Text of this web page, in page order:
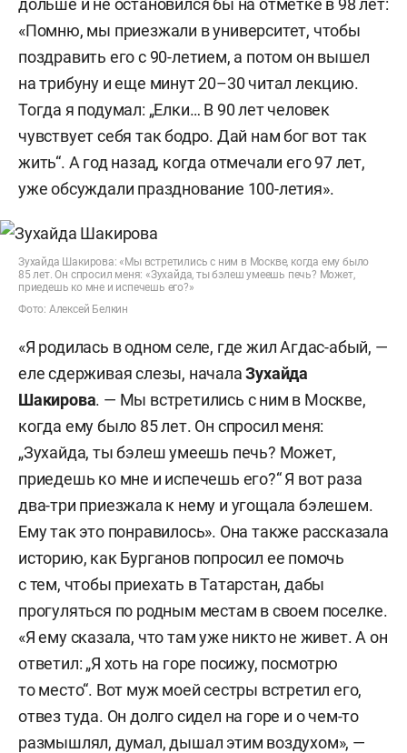
дольше и не остановился бы на отметке в 98 лет:
«Помню, мы приезжали в университет, чтобы
поздравить его с 90-летием, а потом он вышел
на трибуну и еще минут 20–30 читал лекцию.
Тогда я подумал: „Елки… В 90 лет человек
чувствует себя так бодро. Дай нам бог вот так
жить“. А год назад, когда отмечали его 97 лет,
уже обсуждали празднование 100-летия».
Зухайда Шакирова: «Мы встретились с ним в Москве, когда ему было
85 лет. Он спросил меня: «Зухайда, ты бэлеш умеешь печь? Может,
приедешь ко мне и испечешь его?»
Фото: Алексей Белкин
«Я родилась в одном селе, где жил Агдас-абый, —
еле сдерживая слезы, началаЗухайда
Шакирова. — Мы встретились с ним в Москве,
когда ему было 85 лет. Он спросил меня:
„Зухайда, ты бэлеш умеешь печь? Может,
приедешь ко мне и испечешь его?“ Я вот раза
два-три приезжала к нему и угощала бэлешем.
Ему так это понравилось». Она также рассказала
историю, как Бурганов попросил ее помочь
с тем, чтобы приехать в Татарстан, дабы
прогуляться по родным местам в своем поселке.
«Я ему сказала, что там уже никто не живет. А он
ответил: „Я хоть на горе посижу, посмотрю
то место“. Вот муж моей сестры встретил его,
отвез туда. Он долго сидел на горе и о чем-то
размышлял, думал, дышал этим воздухом», —